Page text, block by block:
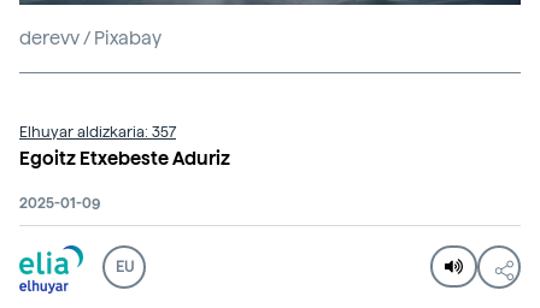
derevv / Pixabay
Elhuyar aldizkaria: 357
Egoitz Etxebeste Aduriz
2025-01-09
EU